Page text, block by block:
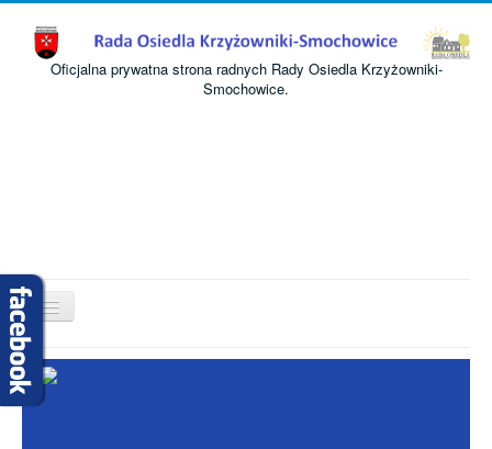
Oficjalna prywatna strona radnych Rady Osiedla Krzyżowniki-
Smochowice.
Przełącz
nawigację
Start
O nas